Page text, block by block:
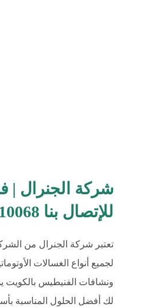
شركة الجنرال |
للإتصال بنا 96010068
تعتبر شركة الجنرال من
لجميع أنواع الغسالات
ونشافات الفنيطيس بالكويت
لك أفضل الحلول المناسبة